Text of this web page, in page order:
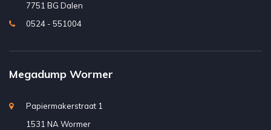
7751 BG Dalen
0524 - 551004
Megadump Wormer
Papiermakerstraat 1
1531 NA Wormer